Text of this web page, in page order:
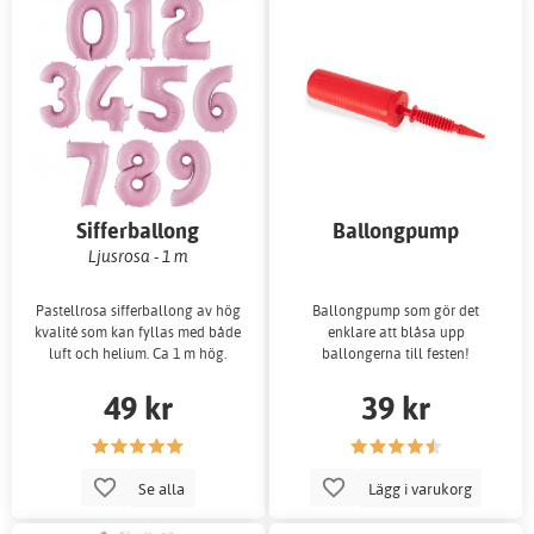
Sifferballong
Ljusrosa - 1 m
Pastellrosa sifferballong av hög
kvalité som kan fyllas med både
luft och helium. Ca 1 m hög.
49 kr
Se alla
Ballongpump
Ballongpump som gör det
enklare att blåsa upp
ballongerna till festen!
39 kr
Lägg i varukorg